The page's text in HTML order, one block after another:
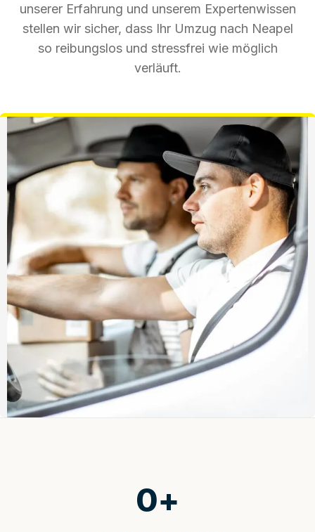
unserer Erfahrung und unserem Expertenwissen
stellen wir sicher, dass Ihr Umzug nach Neapel
so reibungslos und stressfrei wie möglich
verläuft.
0+